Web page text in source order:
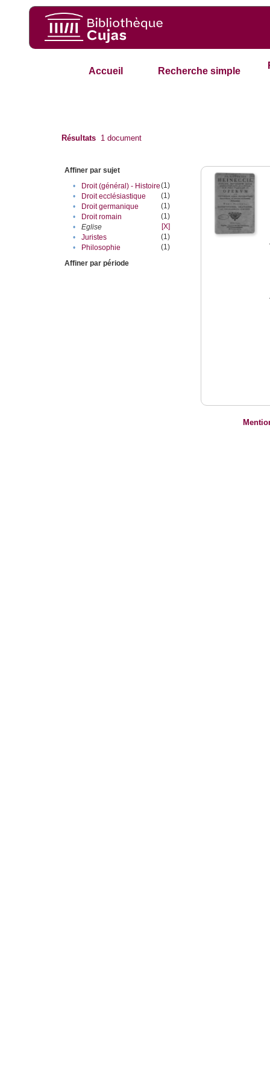
Accueil Recherche simple
Résultats 1 document
Affiner par sujet
•
Droit (général) - Histoire(1)
•
Droit ecclésiastique
(1)
•
Droit germanique
(1)
•
Droit romain
(1)
•
Eglise
[X]
•
Juristes
(1)
•
Philosophie
(1)
Affiner par période